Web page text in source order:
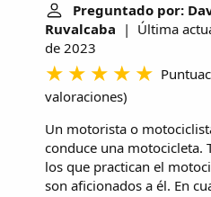
Preguntado por:
Ruvalcaba | Última
de 2023
valoraciones)
Un motorista o
conduce una motocicleta.
los que practican el
son aficionados a él. En